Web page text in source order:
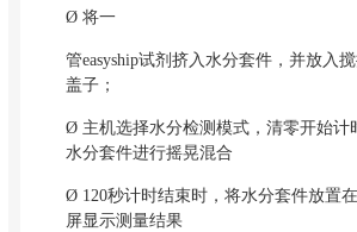
Ø 将一
管easyship试剂挤入水分套件，并放入
盖子；
Ø 主机选择水分检测模式，清零开始计
水分套件进行摇晃混合
Ø 120秒计时结束时，将水分套件放置
屏显示测量结果